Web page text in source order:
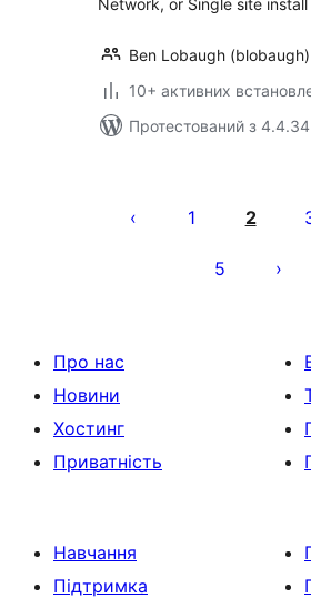
Network, or Single site install
Ben Lobaugh (blobaugh)
10+ активних
Протестований з 4.4.34
записів
1 2
5
Про нас
Новини
Хостинг
Приватність
Навчання
Підтримка